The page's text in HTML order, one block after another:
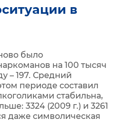
в
было
на 100 тысяч
– 197. Средний
периоде составил
стабильна,
3324 (2009 г.) и 3261
даже символическая